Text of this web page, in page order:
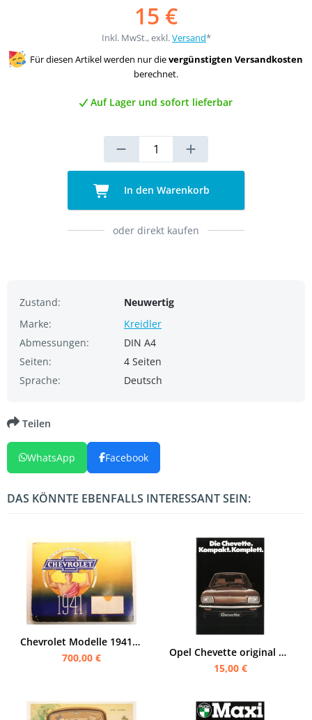
15 €
Inkl. MwSt., exkl.Versand*
Für diesen Artikel werden nur dievergünstigten Versandkosten
berechnet.
Auf Lager und sofort lieferbar
In den Warenkorb
oder direkt kaufen
Zustand:
Neuwertig
Marke:
Kreidler
Abmessungen:
DIN A4
Seiten:
4 Seiten
Sprache:
Deutsch
Teilen
WhatsApp Facebook
DAS KÖNNTE EBENFALLS INTERESSANT SEIN:
Chevrolet Modelle 1941 Original Händler-Album Prospekt Programm Broschüre
700,00 €
Opel Chevette original Prospekt Broschüre
15,00 €